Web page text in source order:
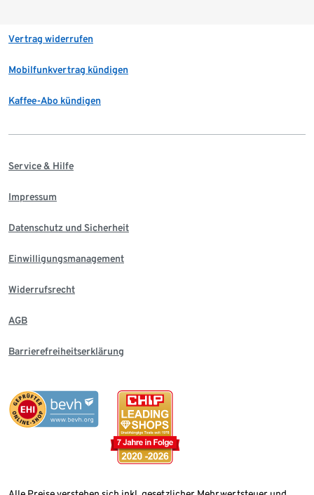
Vertrag widerrufen
Mobilfunkvertrag kündigen
Kaffee-Abo kündigen
Service & Hilfe
Impressum
Datenschutz und Sicherheit
Einwilligungsmanagement
Widerrufsrecht
AGB
Barrierefreiheitserklärung